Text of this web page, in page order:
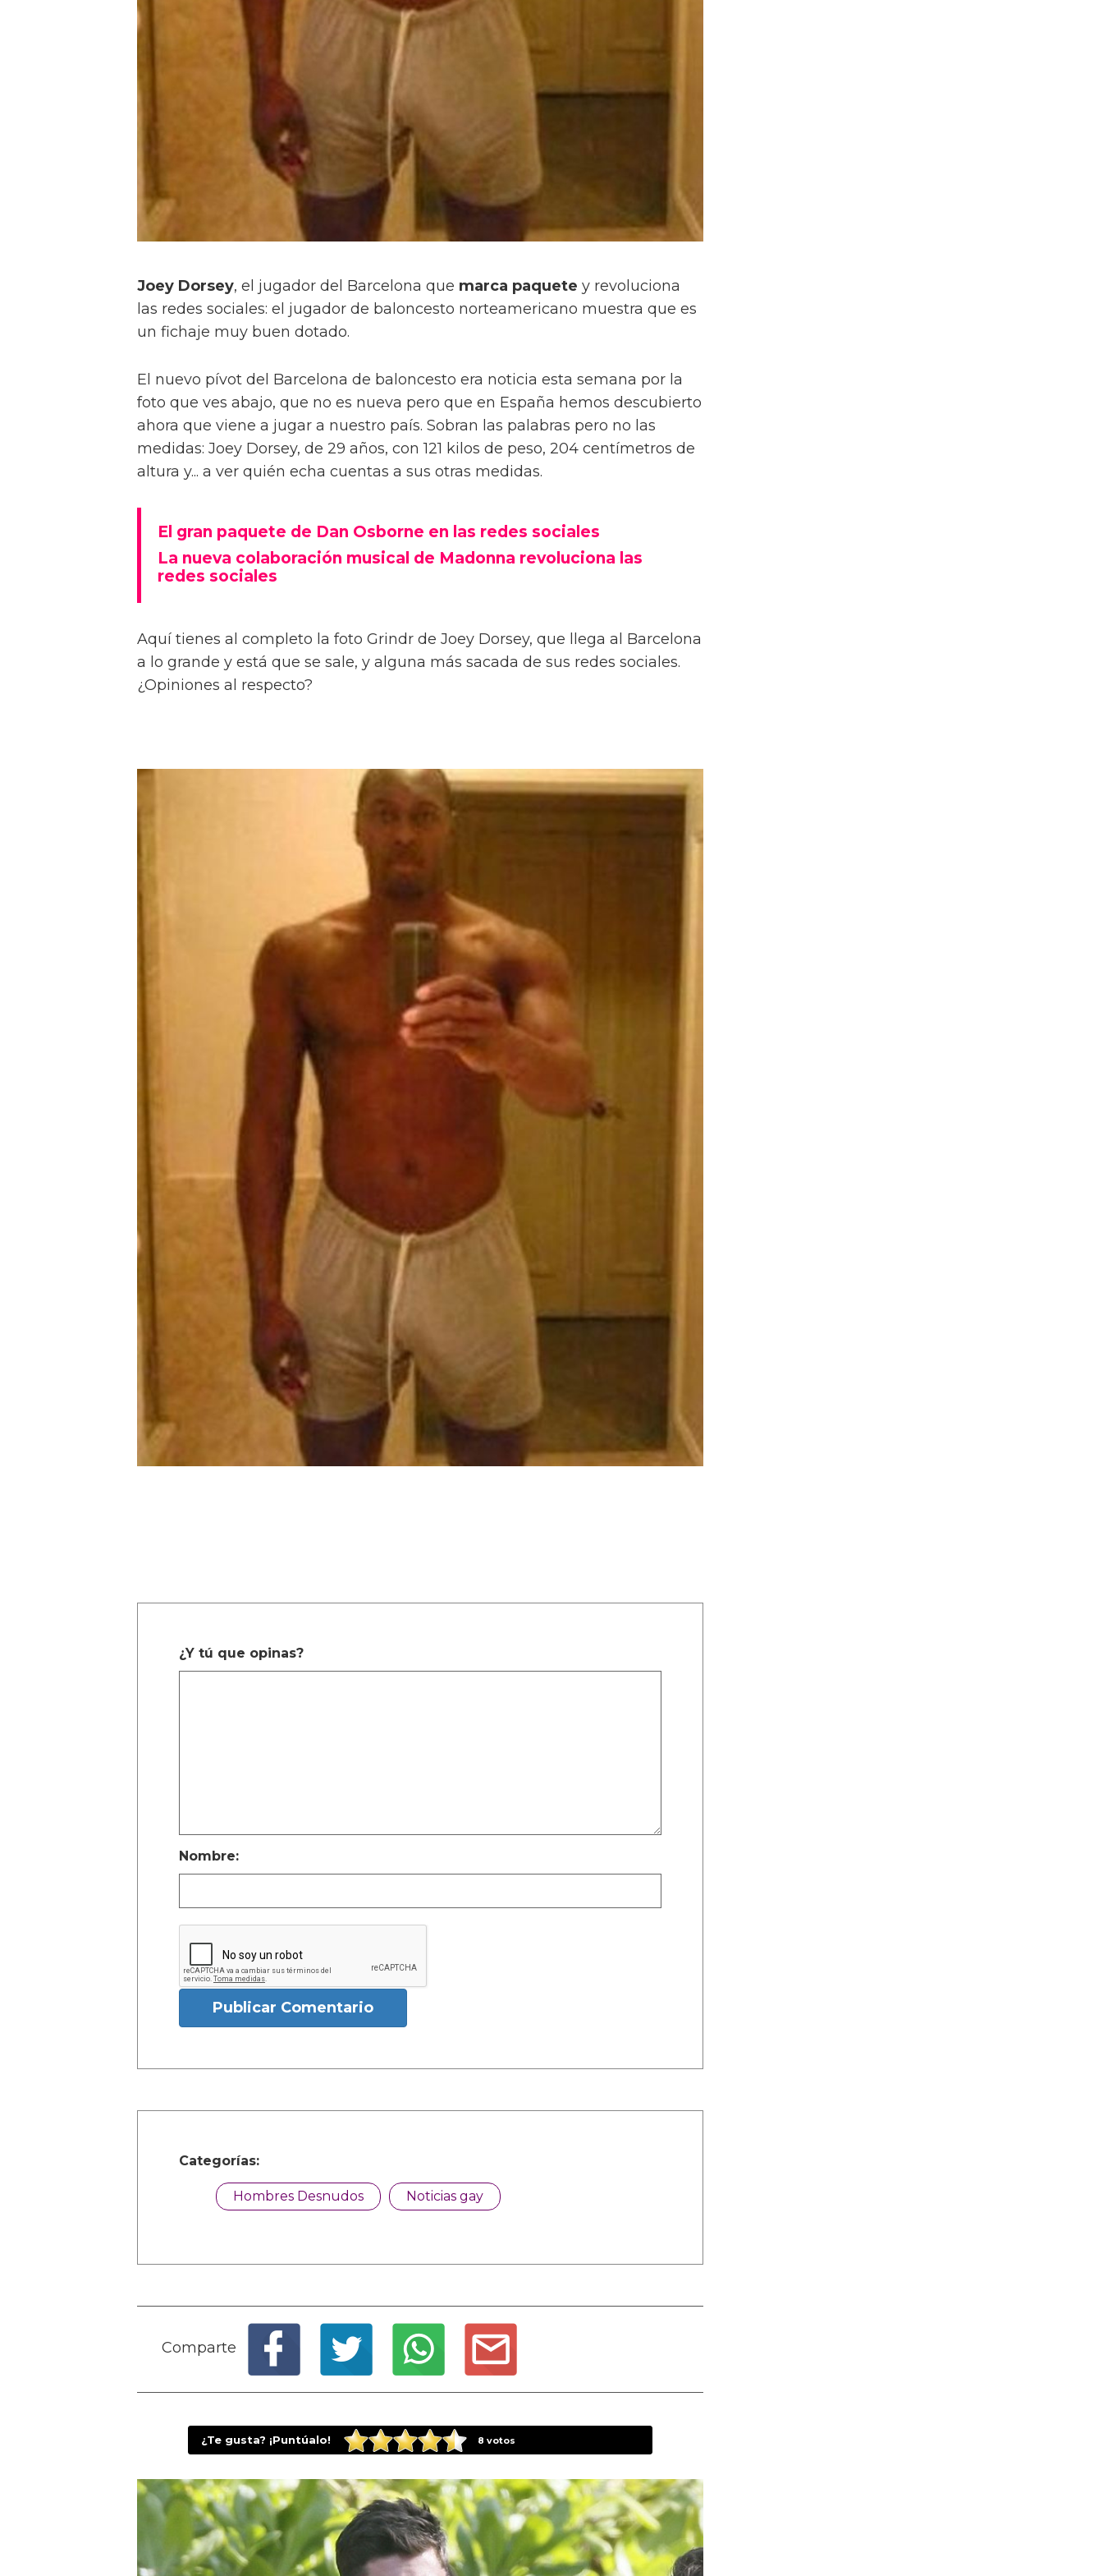
Joey Dorsey, el jugador del Barcelona que marca paquete y revoluciona
las redes sociales: el jugador de baloncesto norteamericano muestra que es
un fichaje muy buen dotado.
El nuevo pívot del Barcelona de baloncesto era noticia esta semana por la
foto que ves abajo, que no es nueva pero que en España hemos descubierto
ahora que viene a jugar a nuestro país. Sobran las palabras pero no las
medidas: Joey Dorsey, de 29 años, con 121 kilos de peso, 204 centímetros de
altura y... a ver quién echa cuentas a sus otras medidas.
El gran paquete de Dan Osborne en las redes sociales
La nueva colaboración musical de Madonna revoluciona las
redes sociales
Aquí tienes al completo la foto Grindr de Joey Dorsey, que llega al Barcelona
a lo grande y está que se sale, y alguna más sacada de sus redes sociales.
¿Opiniones al respecto?
¿Y tú que opinas?
Nombre:
Publicar Comentario
Categorías:
Hombres Desnudos Noticias gay
Comparte
¿Te gusta? ¡Puntúalo! 8 votos